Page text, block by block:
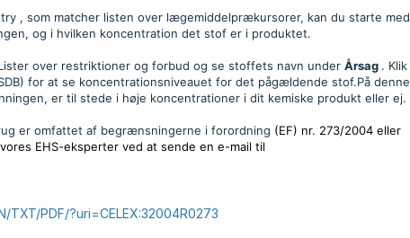
, som matcher listen over lægemiddelprækursorer, kan du starte med
og i hvilken koncentration det stof er i produktet.
over restriktioner og forbud og se stoffets navn under Årsag . Klik
for at se koncentrationsniveauet for det pågældende stof.På denne
er til stede i høje koncentrationer i dit kemiske produkt eller ej.
er omfattet af begrænsningerne i forordning (EF) nr. 273/2004 eller
EHS-eksperter ved at sende en e-mail til
PDF/?uri=CELEX:32004R0273